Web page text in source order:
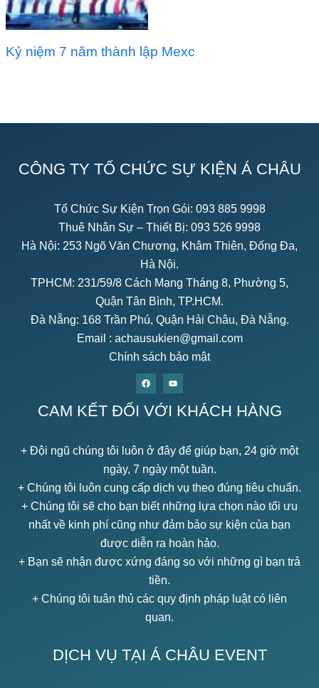
Kỷ niệm 7 năm thành lập Mexc
CÔNG TY TỔ CHỨC SỰ KIỆN Á CHÂU
Tổ Chức Sự Kiện Trọn Gói: 093 885 9998
Thuê Nhân Sự – Thiết Bị: 093 526 9998
Hà Nội: 253 Ngõ Văn Chương, Khâm Thiên, Đống Đa,
Hà Nội.
TPHCM: 231/59/8 Cách Mạng Tháng 8, Phường 5,
Quận Tân Bình, TP.HCM.
Đà Nẵng: 168 Trần Phú, Quận Hải Châu, Đà Nẵng.
Email : achausukien@gmail.com
Chính sách bảo mật
CAM KẾT ĐỐI VỚI KHÁCH HÀNG
+ Đội ngũ chúng tôi luôn ở đây để giúp bạn, 24 giờ một
ngày, 7 ngày một tuần.
+ Chúng tôi luôn cung cấp dịch vụ theo đúng tiêu chuẩn.
+ Chúng tôi sẽ cho bạn biết những lựa chọn nào tối ưu
nhất về kinh phí cũng như đảm bảo sự kiện của bạn
được diễn ra hoàn hảo.
+ Bạn sẽ nhận được xứng đáng so với những gì bạn trả
tiền.
+ Chúng tôi tuân thủ các quy định pháp luật có liên
quan.
DỊCH VỤ TẠI Á CHÂU EVENT